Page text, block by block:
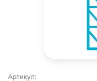
Артикул: